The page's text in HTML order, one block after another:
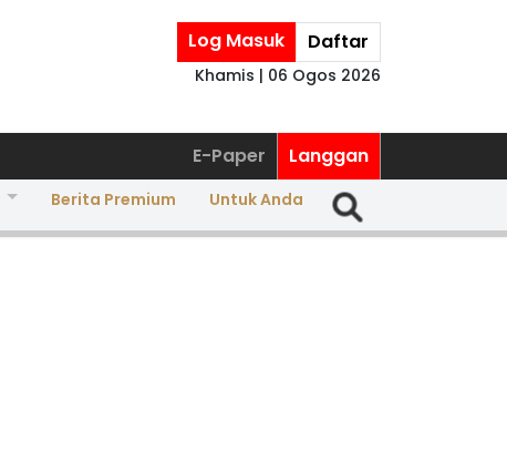
Log Masuk Daftar
Khamis | 06 Ogos 2026
E-Paper Langgan
Berita Premium Untuk Anda